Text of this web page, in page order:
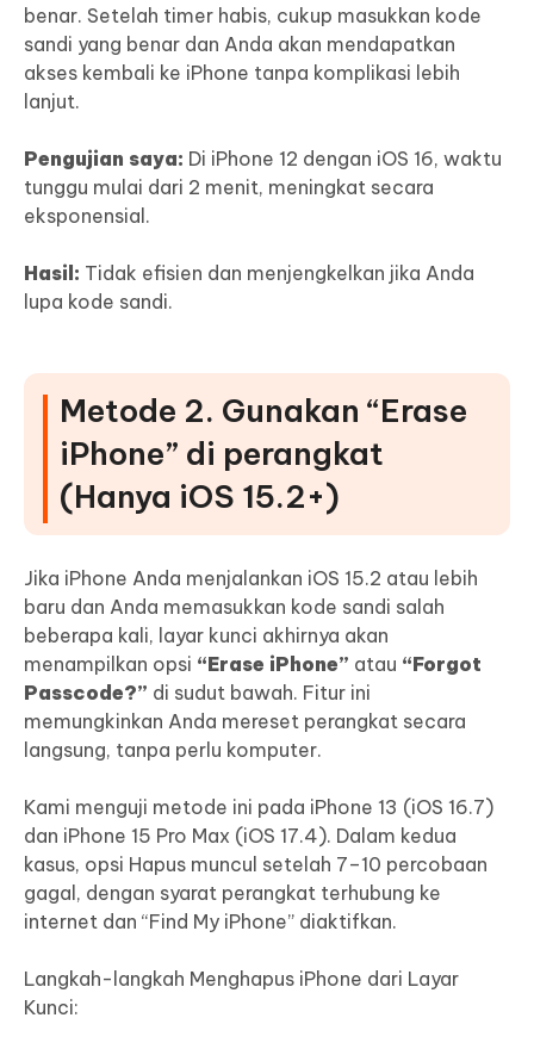
benar. Setelah timer habis, cukup masukkan kode
sandi yang benar dan Anda akan mendapatkan
akses kembali ke iPhone tanpa komplikasi lebih
lanjut.
Pengujian saya: Di iPhone 12 dengan iOS 16, waktu
tunggu mulai dari 2 menit, meningkat secara
eksponensial.
Hasil: Tidak efisien dan menjengkelkan jika Anda
lupa kode sandi.
Metode 2. Gunakan “Erase
iPhone” di perangkat
(Hanya iOS 15.2+)
Jika iPhone Anda menjalankan iOS 15.2 atau lebih
baru dan Anda memasukkan kode sandi salah
beberapa kali, layar kunci akhirnya akan
menampilkan opsi “Erase iPhone” atau “Forgot
Passcode?” di sudut bawah. Fitur ini
memungkinkan Anda mereset perangkat secara
langsung, tanpa perlu komputer.
Kami menguji metode ini pada iPhone 13 (iOS 16.7)
dan iPhone 15 Pro Max (iOS 17.4). Dalam kedua
kasus, opsi Hapus muncul setelah 7–10 percobaan
gagal, dengan syarat perangkat terhubung ke
internet dan “Find My iPhone” diaktifkan.
Langkah-langkah Menghapus iPhone dari Layar
Kunci: